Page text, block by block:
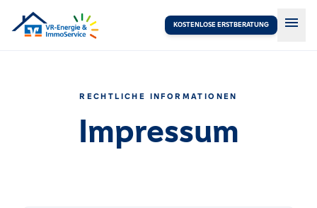
KOSTENLOSE ERSTBERATUNG menu
RECHTLICHE INFORMATIONEN
Impressum